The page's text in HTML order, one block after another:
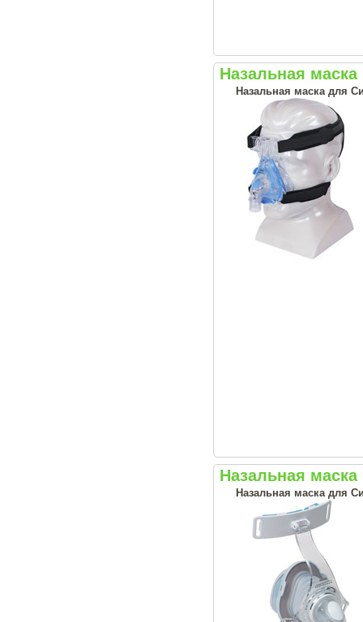
Назальная
Назальная маска для
Назальная
Назальная маска для